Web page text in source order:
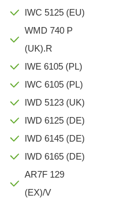
IWC 5125 (EU)
WMD 740 P
(UK).R
IWE 6105 (PL)
IWC 6105 (PL)
IWD 5123 (UK)
IWD 6125 (DE)
IWD 6145 (DE)
IWD 6165 (DE)
AR7F 129
(EX)/V